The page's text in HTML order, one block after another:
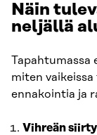
Näin
neljällä
Tapahtumassa
miten
ennakointia ja
Vihreän